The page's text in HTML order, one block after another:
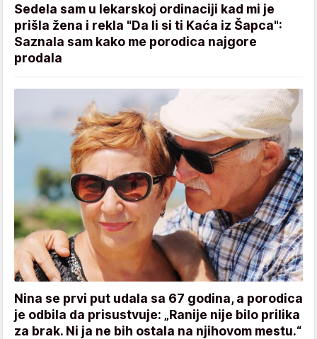
Sedela sam u lekarskoj ordinaciji kad mi je
prišla žena i rekla "Da li si ti Kaća iz Šapca":
Saznala sam kako me porodica najgore
prodala
Nina se prvi put udala sa 67 godina, a porodica
je odbila da prisustvuje: „Ranije nije bilo prilika
za brak. Ni ja ne bih ostala na njihovom mestu.“